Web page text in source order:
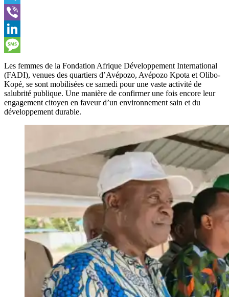
Telegram
Viber
LinkedIn
Message
Les femmes de la Fondation Afrique Développement International
(FADI), venues des quartiers d’Avépozo, Avépozo Kpota et Olibo-
Kopé, se sont mobilisées ce samedi pour une vaste activité de
salubrité publique. Une manière de confirmer une fois encore leur
engagement citoyen en faveur d’un environnement sain et du
développement durable.